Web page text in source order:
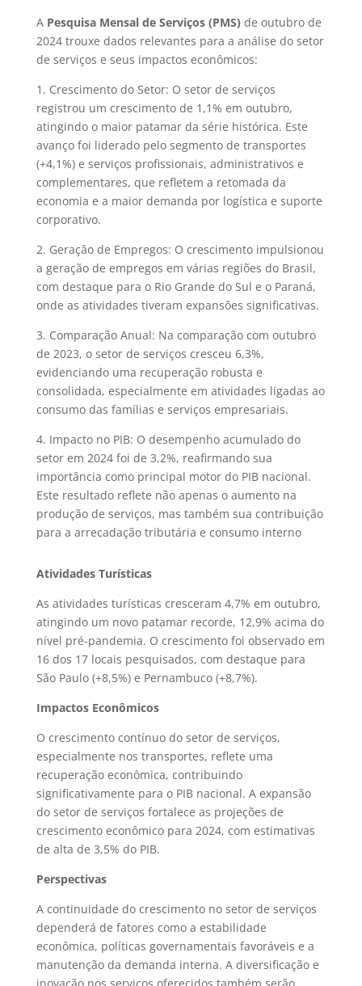
A Pesquisa Mensal de Serviços (PMS) de outubro de
2024 trouxe dados relevantes para a análise do setor
de serviços e seus impactos econômicos:
1. Crescimento do Setor: O setor de serviços
registrou um crescimento de 1,1% em outubro,
atingindo o maior patamar da série histórica. Este
avanço foi liderado pelo segmento de transportes
(+4,1%) e serviços profissionais, administrativos e
complementares, que refletem a retomada da
economia e a maior demanda por logística e suporte
corporativo.
2. Geração de Empregos: O crescimento impulsionou
a geração de empregos em várias regiões do Brasil,
com destaque para o Rio Grande do Sul e o Paraná,
onde as atividades tiveram expansões significativas.
3. Comparação Anual: Na comparação com outubro
de 2023, o setor de serviços cresceu 6,3%,
evidenciando uma recuperação robusta e
consolidada, especialmente em atividades ligadas ao
consumo das famílias e serviços empresariais.
4. Impacto no PIB: O desempenho acumulado do
setor em 2024 foi de 3,2%, reafirmando sua
importância como principal motor do PIB nacional.
Este resultado reflete não apenas o aumento na
produção de serviços, mas também sua contribuição
para a arrecadação tributária e consumo interno
Atividades Turísticas
As atividades turísticas cresceram 4,7% em outubro,
atingindo um novo patamar recorde, 12,9% acima do
nível pré-pandemia. O crescimento foi observado em
16 dos 17 locais pesquisados, com destaque para
São Paulo (+8,5%) e Pernambuco (+8,7%).
Impactos Econômicos
O crescimento contínuo do setor de serviços,
especialmente nos transportes, reflete uma
recuperação econômica, contribuindo
significativamente para o PIB nacional. A expansão
do setor de serviços fortalece as projeções de
crescimento econômico para 2024, com estimativas
de alta de 3,5% do PIB.
Perspectivas
A continuidade do crescimento no setor de serviços
dependerá de fatores como a estabilidade
econômica, políticas governamentais favoráveis e a
manutenção da demanda interna. A diversificação e